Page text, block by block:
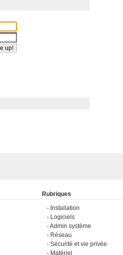
Rubriques
Installation
Logiciels
Admin système
Réseau
Sécurité et vie privée
Matériel